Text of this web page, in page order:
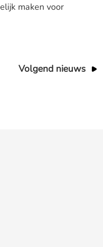
maken voor
Volgend nieuws